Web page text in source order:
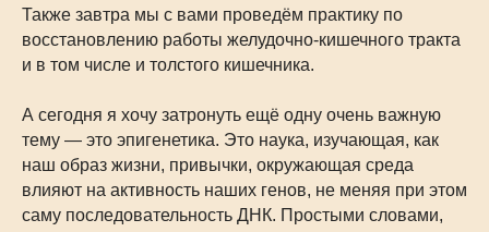
Также завтра мы с вами проведём практику по
восстановлению работы желудочно-кишечного тракта
и в том числе и толстого кишечника.
А сегодня я хочу затронуть ещё одну очень важную
тему — это эпигенетика. Это наука, изучающая, как
наш образ жизни, привычки, окружающая среда
влияют на активность наших генов, не меняя при этом
саму последовательность ДНК. Простыми словами,